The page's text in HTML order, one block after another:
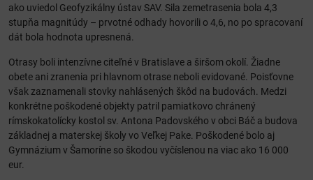
ako uviedol Geofyzikálny ústav SAV. Sila zemetrasenia bola 4,3
stupňa magnitúdy – prvotné odhady hovorili o 4,6, no po spracovaní
dát bola hodnota upresnená.
Otrasy boli intenzívne citeľné v Bratislave a širšom okolí. Žiadne
obete ani zranenia pri hlavnom otrase neboli evidované. Poisťovne
však zaznamenali stovky nahlásených škôd na budovách. Medzi
konkrétne poškodené objekty patril pamiatkovo chránený
rímskokatolícky kostol sv. Antona Padovského v obci Báč a budova
základnej a materskej školy vo Veľkej Pake. Poškodené bolo aj
Gymnázium v Šamoríne so škodou vyčíslenou na viac ako 16 000
eur.